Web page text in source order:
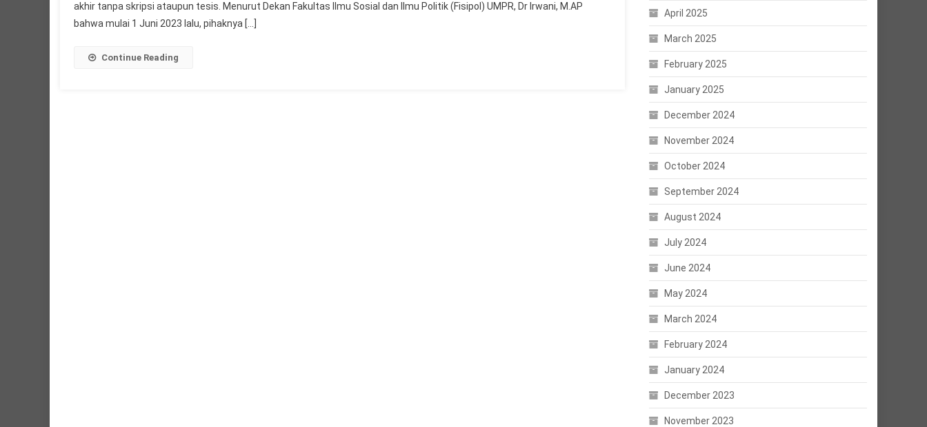
Mahasiswa
akhir tanpa skripsi ataupun tesis. Menurut Dekan Fakultas Ilmu Sosial dan Ilmu Politik (Fisipol) UMPR, Dr Irwani, M.AP
bahwa mulai 1 Juni 2023 lalu, pihaknya […]
Continue Reading
April 2025
March 2025
February 2025
January 2025
December 2024
November 2024
October 2024
September 2024
August 2024
July 2024
June 2024
May 2024
March 2024
February 2024
January 2024
December 2023
November 2023